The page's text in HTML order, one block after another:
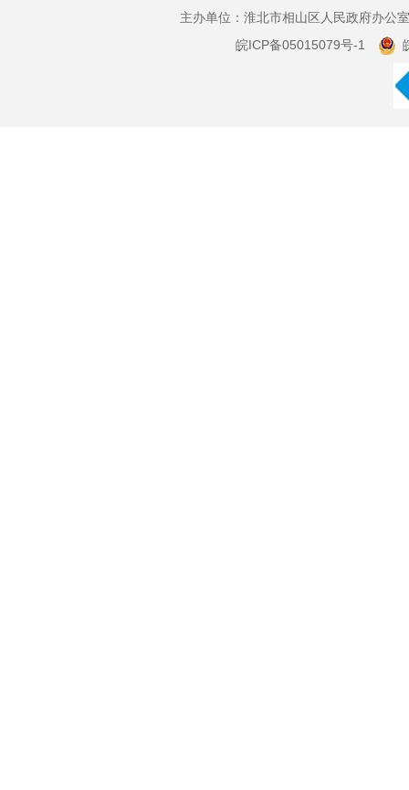
主办单位：淮北市相山区人民政府办
皖ICP备05015079号-1